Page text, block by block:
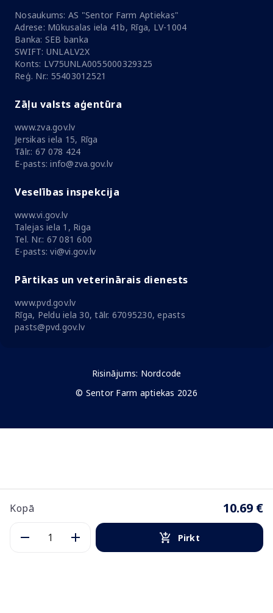
Kopā 10.69 €
Pirkt
Nosaukums: AS "Sentor Farm Aptiekas"
Adrese: Mūkusalas iela 41b, Rīga, LV-1004
Banka: SEB banka
SWIFT: UNLALV2X
Konts: LV75UNLA0055000329325
Reģ. Nr.: 55403012521
Zāļu valsts aģentūra
www.zva.gov.lv
Jersikas iela 15, Rīga
Tālr.: 67 078 424
E-pasts: info@zva.gov.lv
Veselības inspekcija
www.vi.gov.lv
Talejas iela 1, Riga
Tel. Nr.: 67 081 600
E-pasts: vi@vi.gov.lv
Pārtikas un veterinārais dienests
www.pvd.gov.lv
Rīga, Peldu iela 30, tālr. 67095230, epasts
pasts@pvd.gov.lv
Risinājums: Nordcode
© Sentor Farm aptiekas 2026